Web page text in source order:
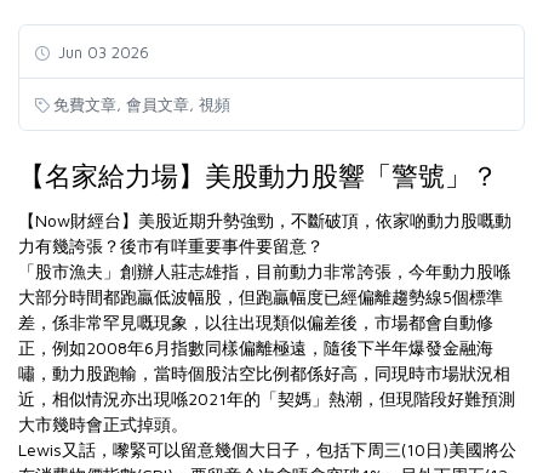
Jun 03 2026
免費文章 會員文章 視頻
【名家給力場】美股動力股響「警號」？
【Now財經台】美股近期升勢強勁，不斷破頂，依家啲動力股嘅動
力有幾誇張？後市有咩重要事件要留意？
「股市漁夫」創辦人莊志雄指，目前動力非常誇張，今年動力股喺
大部分時間都跑贏低波幅股，但跑贏幅度已經偏離趨勢線5個標準
差，係非常罕見嘅現象，以往出現類似偏差後，市場都會自動修
正，例如2008年6月指數同樣偏離極遠，隨後下半年爆發金融海
嘯，動力股跑輸，當時個股沽空比例都係好高，同現時市場狀況相
近，相似情況亦出現喺2021年的「契媽」熱潮，但現階段好難預測
大市幾時會正式掉頭。
Lewis又話，嚟緊可以留意幾個大日子，包括下周三(10日)美國將公